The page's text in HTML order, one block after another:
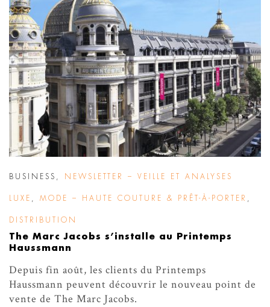
BUSINESS NEWSLETTER – VEILLE ET ANALYSES
LUXE MODE – HAUTE COUTURE & PRÊT-À-PORTER
DISTRIBUTION
The Marc Jacobs s’installe au Printemps
Haussmann
Depuis fin août, les clients du Printemps
Haussmann peuvent découvrir le nouveau point de
vente de The Marc Jacobs.